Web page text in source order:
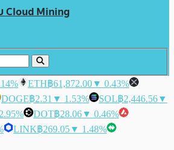
Cloud Mining
ETH฿61,872.00▼ 0.43%
DOGE฿2.31 ▼ 1.53% SOL฿2,446.56▼
DOT฿28.06▼ 0.46%
LINK฿269.05▼ 1.48%